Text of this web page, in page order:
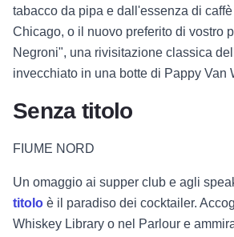
tabacco da pipa e dall'essenza di
Chicago, o il nuovo preferito di vostro
Negroni", una rivisitazione classica
invecchiato in una botte di Pappy Van
Senza titolo
FIUME NORD
Un omaggio ai supper club e agli
titolo è il paradiso dei cocktailer.
Whiskey Library o nel Parlour e